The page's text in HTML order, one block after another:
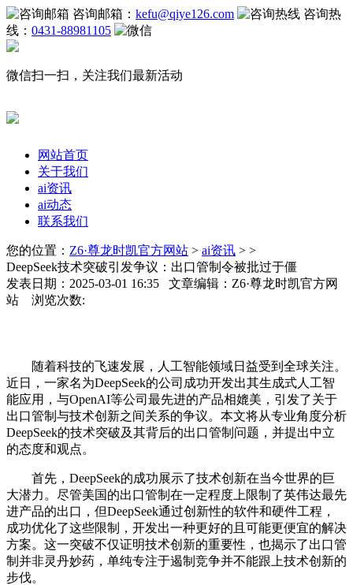
咨询邮箱： kefu@qiye126.com
咨询热
线： 0431-88981105
微信扫一扫，关注我们最新活动
网站首页
关于我们
ai资讯
ai动态
联系我们
您的位置： Z6·尊龙时凯官方网站 > ai资讯 > >
DeepSeek技术突破引发争议：出口管制令被批过于僵
发表日期：2025-03-01 16:35 文章编辑：Z6·尊龙时凯官方网
站 浏览次数:
随着科技的飞速发展，人工智能领域日益受到全球关注。
近日，一家名为DeepSeek的公司成功开发出其生成式人工智
能应用，与OpenAI等公司最先进的产品相媲美，引发了关于
出口管制与技术创新之间关系的争议。本文将从专业角度分析
DeepSeek的技术突破及其背后的出口管制问题，并提出中立
的态度和观点。
首先，DeepSeek的成功展示了技术创新在当今世界的巨
大潜力。尽管美国的出口管制在一定程度上限制了英伟达最先
进产品的出口，但DeepSeek通过创新性的软件和硬件工程，
成功优化了这些限制，开发出一种更好的且可能更便宜的解决
方案。这一突破不仅证明技术创新的重要性，也揭示了出口管
制并非灵丹妙药，单纯专注于遏制竞争并不能跟上技术创新的
步伐。